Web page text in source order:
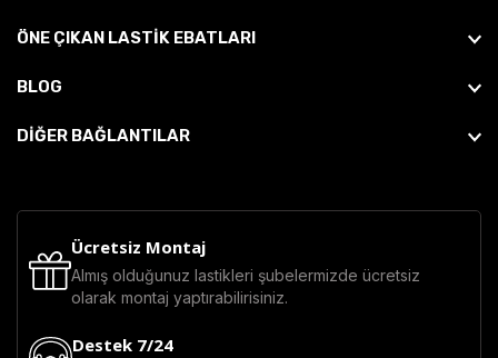
ÖNE ÇIKAN LASTIK EBATLARI
BLOG
DİĞER BAĞLANTILAR
Ücretsiz Montaj
Almış olduğunuz lastikleri şubelermizde ücretsiz
olarak montaj yaptırabilirisiniz.
Destek 7/24